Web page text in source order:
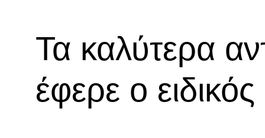
Τα καλύτερα
έφερε ο ειδικός